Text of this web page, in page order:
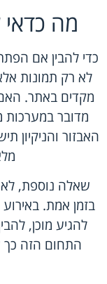
מה כדאי
כדי להבין אם
לא רק תמונות
מקדים באתר. האם
מדובר
האבזור
שאלה נוספת,
בזמן אמת.
להגיע מוכן,
התחום הזה כך